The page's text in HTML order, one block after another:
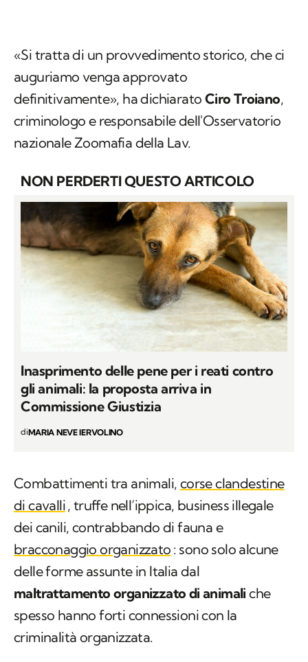
«Si tratta di un provvedimento storico, che ci
auguriamo venga approvato
definitivamente», ha dichiarato Ciro Troiano,
criminologo e responsabile dell'Osservatorio
nazionale Zoomafia della Lav.
NON PERDERTI QUESTO ARTICOLO
Inasprimento delle pene per i reati contro
gli animali: la proposta arriva in
Commissione Giustizia
diMARIA NEVE IERVOLINO
Combattimenti tra animali, corse clandestine
di cavalli, truffe nell’ippica, business illegale
dei canili, contrabbando di fauna e
bracconaggio organizzato : sono solo alcune
delle forme assunte in Italia dal
maltrattamento organizzato di animali che
spesso hanno forti connessioni con la
criminalità organizzata.